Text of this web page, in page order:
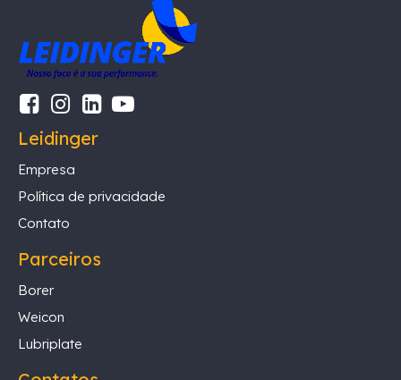
Leidinger
Empresa
Política de privacidade
Contato
Parceiros
Borer
Weicon
Lubriplate